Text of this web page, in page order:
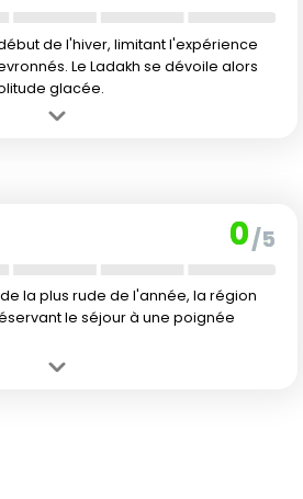
de l'hiver, limitant l'expérience
Le Ladakh se dévoile alors
glacée.
0/5
la plus rude de l'année, la région
le séjour à une poignée